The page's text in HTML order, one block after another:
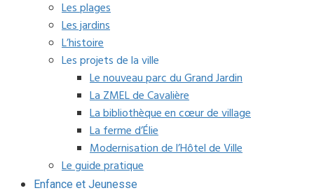
Les plages
Les jardins
L’histoire
Les projets de la ville
Le nouveau parc du Grand Jardin
La ZMEL de Cavalière
La bibliothèque en cœur de village
La ferme d’Élie
Modernisation de l’Hôtel de Ville
Le guide pratique
Enfance et Jeunesse